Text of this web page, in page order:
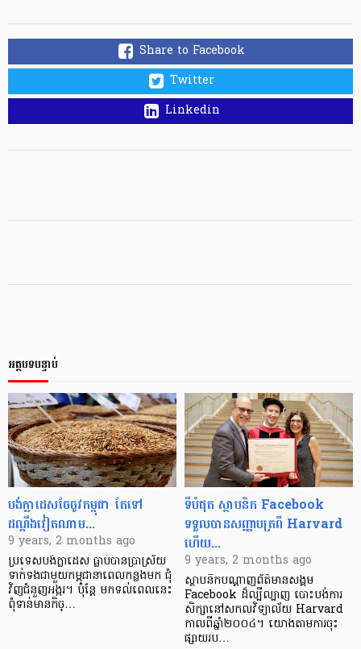
Share to Facebook
Twitter
Linkedin
អត្ថបទបន្ទាប់
បង់ក្លាដេស​ចែចូវ​កម្ពុជា តែ​ទៅ
ដណ្ដឹងវៀតណាម...
9 years, 2 months ago
ប្រទេស​បង់ក្លាដេស​ ធ្លាប់បាន​ប្រាស្រ័យ
ទាក់ទង​ជាមួយ​កម្ពុជា​នា​ពេល​កន្លង​មក ជុំ
វិញ​​ជំនួញ​អង្ករ។ ប៉ុន្តែ មក​ទល់​ពេល​នេះ
ពុំទាន់មាន​កិច្…
ទីបំផុត ស្ថាបនិក Facebook
ទទួលបាន​សញ្ញាបត្រ​ពី Harvard
ហើយ...
9 years, 2 months ago
ស្ថាបនិក​បណ្ដាញ​ព័ត៌មាន​សង្គម​
Facebook ដ៏​ល្បីល្បាញ បោះបង់​ការ
សិក្សា​នៅ​សកល​វិទ្យាល័យ Harvard
កាល​ពី​ឆ្នាំ​២០០៤។ យោងតាមការចុះ
ផ្សាយរប…